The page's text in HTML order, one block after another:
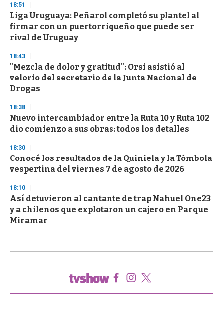
18:51
Liga Uruguaya: Peñarol completó su plantel al
firmar con un puertorriqueño que puede ser
rival de Uruguay
18:43
"Mezcla de dolor y gratitud": Orsi asistió al
velorio del secretario de la Junta Nacional de
Drogas
18:38
Nuevo intercambiador entre la Ruta 10 y Ruta 102
dio comienzo a sus obras: todos los detalles
18:30
Conocé los resultados de la Quiniela y la Tómbola
vespertina del viernes 7 de agosto de 2026
18:10
Así detuvieron al cantante de trap Nahuel One23
y a chilenos que explotaron un cajero en Parque
Miramar